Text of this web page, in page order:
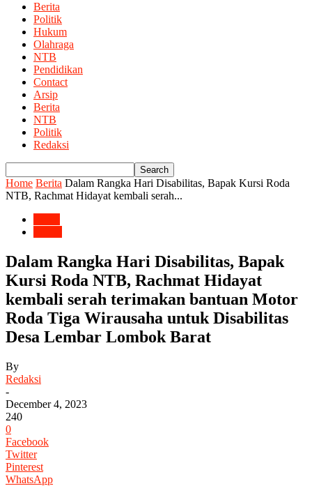
Berita
Politik
Hukum
Olahraga
NTB
Pendidikan
Contact
Arsip
Berita
NTB
Politik
Redaksi
Home Berita Dalam Rangka Hari Disabilitas, Bapak Kursi Roda
NTB, Rachmat Hidayat kembali serah...
Dalam Rangka Hari Disabilitas, Bapak
Kursi Roda NTB, Rachmat Hidayat
kembali serah terimakan bantuan Motor
Roda Tiga Wirausaha untuk Disabilitas
Desa Lembar Lombok Barat
By
Redaksi
-
December 4, 2023
240
0
Facebook
Twitter
Pinterest
WhatsApp